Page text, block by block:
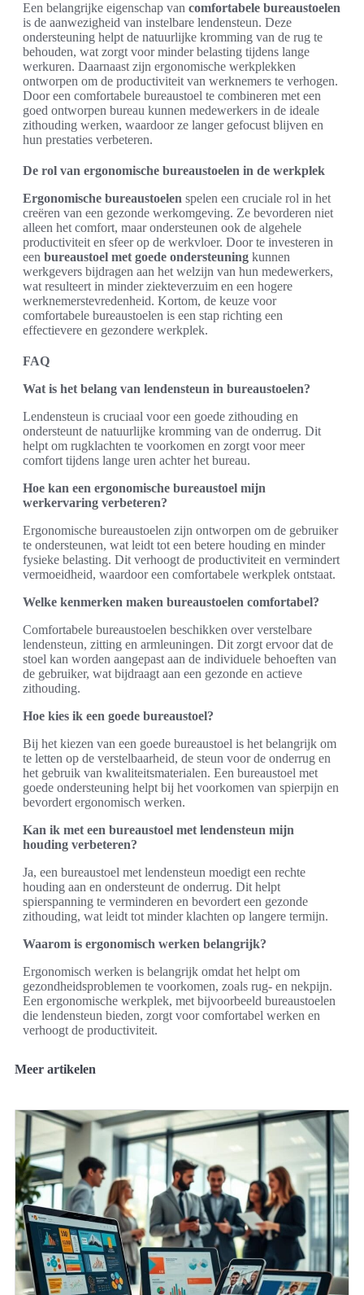
Een belangrijke eigenschap van comfortabele bureaustoelen
is de aanwezigheid van instelbare lendensteun. Deze
ondersteuning helpt de natuurlijke kromming van de rug te
behouden, wat zorgt voor minder belasting tijdens lange
werkuren. Daarnaast zijn ergonomische werkplekken
ontworpen om de productiviteit van werknemers te verhogen.
Door een comfortabele bureaustoel te combineren met een
goed ontworpen bureau kunnen medewerkers in de ideale
zithouding werken, waardoor ze langer gefocust blijven en
hun prestaties verbeteren.
De rol van ergonomische bureaustoelen in de werkplek
Ergonomische bureaustoelen spelen een cruciale rol in het
creëren van een gezonde werkomgeving. Ze bevorderen niet
alleen het comfort, maar ondersteunen ook de algehele
productiviteit en sfeer op de werkvloer. Door te investeren in
een bureaustoel met goede ondersteuning kunnen
werkgevers bijdragen aan het welzijn van hun medewerkers,
wat resulteert in minder ziekteverzuim en een hogere
werknemerstevredenheid. Kortom, de keuze voor
comfortabele bureaustoelen is een stap richting een
effectievere en gezondere werkplek.
FAQ
Wat is het belang van lendensteun in bureaustoelen?
Lendensteun is cruciaal voor een goede zithouding en
ondersteunt de natuurlijke kromming van de onderrug. Dit
helpt om rugklachten te voorkomen en zorgt voor meer
comfort tijdens lange uren achter het bureau.
Hoe kan een ergonomische bureaustoel mijn
werkervaring verbeteren?
Ergonomische bureaustoelen zijn ontworpen om de gebruiker
te ondersteunen, wat leidt tot een betere houding en minder
fysieke belasting. Dit verhoogt de productiviteit en vermindert
vermoeidheid, waardoor een comfortabele werkplek ontstaat.
Welke kenmerken maken bureaustoelen comfortabel?
Comfortabele bureaustoelen beschikken over verstelbare
lendensteun, zitting en armleuningen. Dit zorgt ervoor dat de
stoel kan worden aangepast aan de individuele behoeften van
de gebruiker, wat bijdraagt aan een gezonde en actieve
zithouding.
Hoe kies ik een goede bureaustoel?
Bij het kiezen van een goede bureaustoel is het belangrijk om
te letten op de verstelbaarheid, de steun voor de onderrug en
het gebruik van kwaliteitsmaterialen. Een bureaustoel met
goede ondersteuning helpt bij het voorkomen van spierpijn en
bevordert ergonomisch werken.
Kan ik met een bureaustoel met lendensteun mijn
houding verbeteren?
Ja, een bureaustoel met lendensteun moedigt een rechte
houding aan en ondersteunt de onderrug. Dit helpt
spierspanning te verminderen en bevordert een gezonde
zithouding, wat leidt tot minder klachten op langere termijn.
Waarom is ergonomisch werken belangrijk?
Ergonomisch werken is belangrijk omdat het helpt om
gezondheidsproblemen te voorkomen, zoals rug- en nekpijn.
Een ergonomische werkplek, met bijvoorbeeld bureaustoelen
die lendensteun bieden, zorgt voor comfortabel werken en
verhoogt de productiviteit.
Meer artikelen